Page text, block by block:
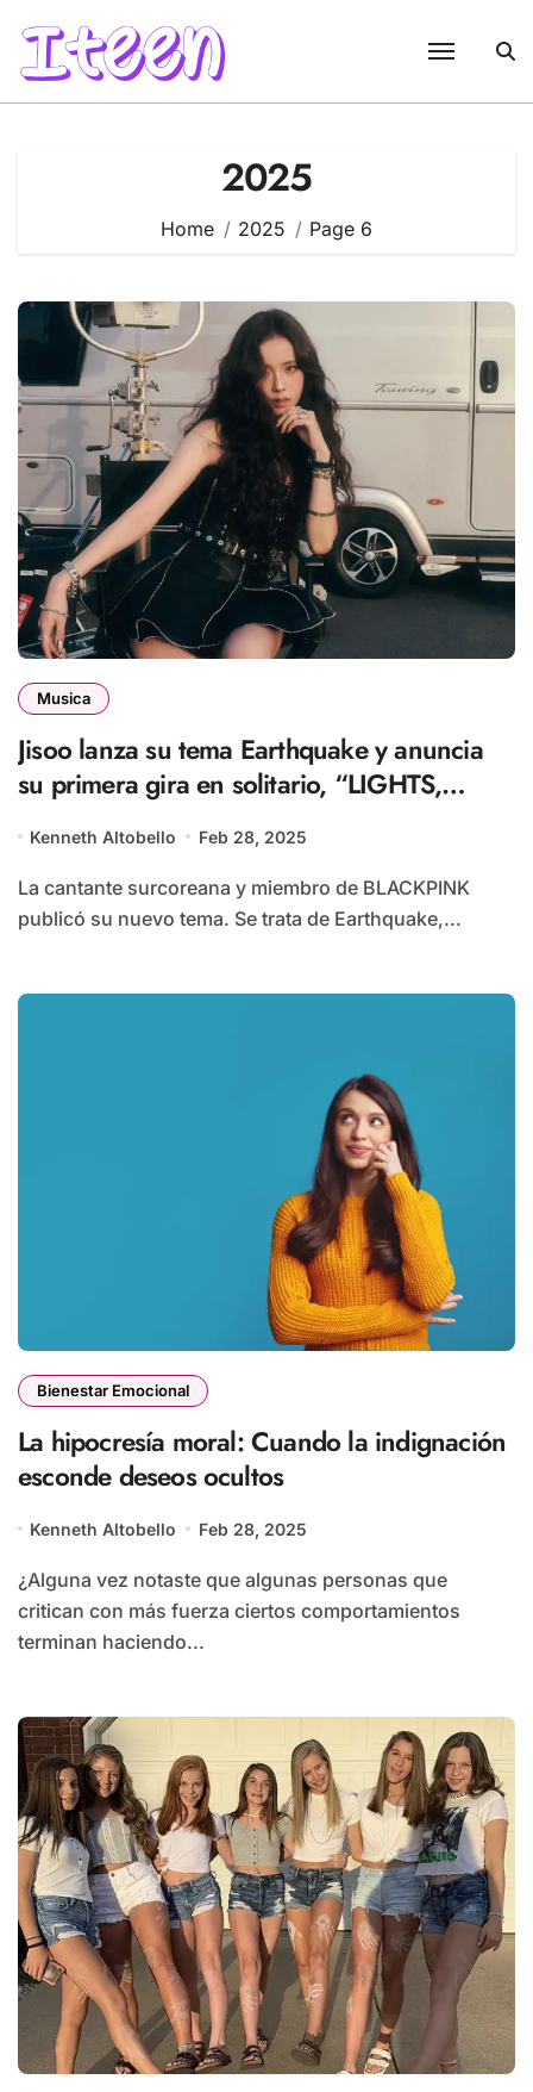
content
2025
Home 2025 Page 6
Musica
Jisoo lanza su tema Earthquake y anuncia
su primera gira en solitario, “LIGHTS,
Kenneth Altobello Feb 28, 2025
La cantante surcoreana y miembro de BLACKPINK
publicó su nuevo tema. Se trata de Earthquake,...
Bienestar Emocional
La hipocresía moral: Cuando la indignación
esconde deseos ocultos
Kenneth Altobello Feb 28, 2025
¿Alguna vez notaste que algunas personas que
critican con más fuerza ciertos comportamientos
terminan haciendo...